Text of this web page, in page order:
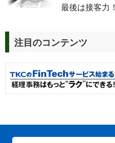
最後は接客力！
注目のコンテンツ